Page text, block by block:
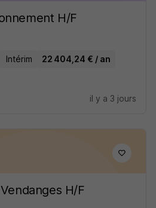
H/F
Intérim 22 404,24 € / an
il y a 3 jours
H/F